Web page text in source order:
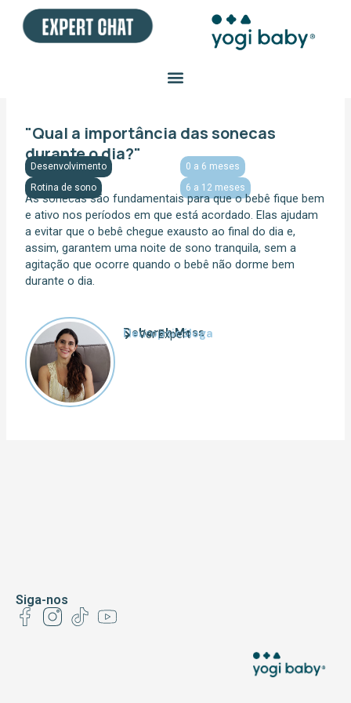
"Qual a importância das sonecas
durante o dia?"
Desenvolvimento
Rotina de sono
0 a 6 meses
6 a 12 meses
As sonecas são fundamentais para que o bebê fique bem
e ativo nos períodos em que está acordado. Elas ajudam
a evitar que o bebê chegue exausto ao final do dia e,
assim, garantem uma noite de sono tranquila, sem a
agitação que ocorre quando o bebê não dorme bem
durante o dia.
Deborah Moss
Neuropsicóloga
Ver Expert
Siga-nos